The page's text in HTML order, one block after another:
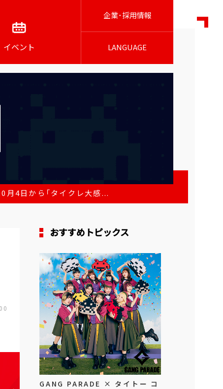
イベント
企業･採用情報
LANGUAGE
月4日から「タイクレ大感...
おすすめトピックス
GANG PARADE × タイトー コ